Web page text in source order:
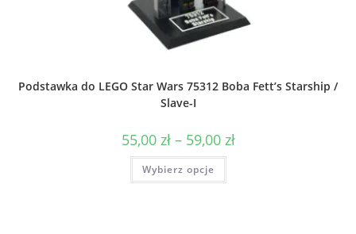
Podstawka do LEGO Star Wars 75312 Boba Fett’s Starship /
Slave-I
55,00 zł – 59,00 złZakres
Wybierz opcje
Ten
ma